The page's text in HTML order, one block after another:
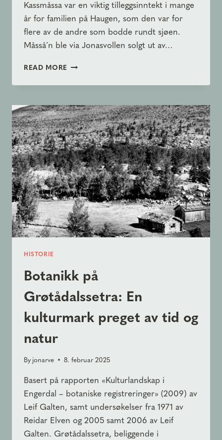
Kassmåssa var en viktig tilleggsinntekt i mange
år for familien på Haugen, som den var for
flere av de andre som bodde rundt sjøen.
Måsså´n ble via Jonasvollen solgt ut av…
READ MORE MÅSSÅBUA
OSKAR
HISTORIE
Botanikk på
Grøtådalssetra: En
kulturmark preget av tid og
natur
By jonarve 8. februar 2025
Basert på rapporten «Kulturlandskap i
Engerdal – botaniske registreringer» (2009) av
Leif Galten, samt undersøkelser fra 1971 av
Reidar Elven og 2005 samt 2006 av Leif
Galten. Grøtådalssetra, beliggende i